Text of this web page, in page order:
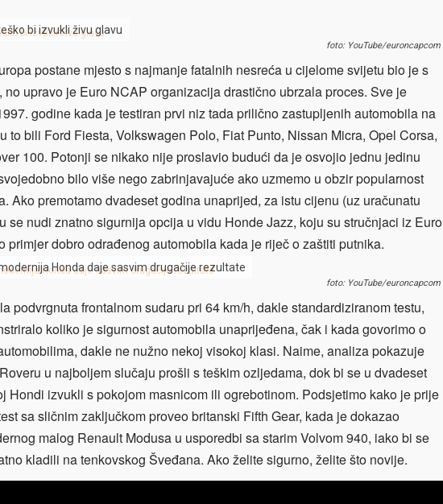
bi izvukli živu glavu
foto: YouTube/euroncapcom
postane mjesto s najmanje fatalnih nesreća u cijelome svijetu bio je s
no upravo je Euro NCAP organizacija drastično ubrzala proces. Sve je
godine kada je testiran prvi niz tada prilično zastupljenih automobila na
to bili Ford Fiesta, Volkswagen Polo, Fiat Punto, Nissan Micra, Opel Corsa,
100. Potonji se nikako nije proslavio budući da je osvojio jednu jedinu
bilo više nego zabrinjavajuće ako uzmemo u obzir popularnost
Ako premotamo dvadeset godina unaprijed, za istu cijenu (uz uračunatu
se nudi znatno sigurnija opcija u vidu Honde Jazz, koju su stručnjaci iz Euro
primjer dobro odrađenog automobila kada je riječ o zaštiti putnika.
Honda daje sasvim drugačije rezultate
foto: YouTube/euroncapcom
podvrgnuta frontalnom sudaru pri 64 km/h, dakle standardiziranom testu,
koliko je sigurnost automobila unaprijeđena, čak i kada govorimo o
dakle ne nužno nekoj visokoj klasi. Naime, analiza pokazuje
u najboljem slučaju prošli s teškim ozljedama, dok bi se u dvadeset
Hondi izvukli s pokojom masnicom ili ogrebotinom. Podsjetimo kako je prije
sa sličnim zaključkom proveo britanski Fifth Gear, kada je dokazao
malog Renault Modusa u usporedbi sa starim Volvom 940, iako bi se
kladili na tenkovskog Šveđana. Ako želite sigurno, želite što novije.